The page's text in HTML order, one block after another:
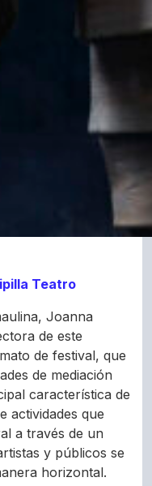
Teatro
Joanna
de este
de festival, que
de mediación
característica de
actividades que
a través de un
y públicos se
horizontal.